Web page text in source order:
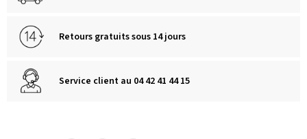
Retours gratuits sous 14 jours
Service client au 04 42 41 44 15